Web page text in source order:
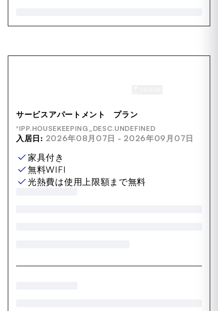
サービスアパートメント プラン
*IPP.HOUSEKEEPING_DESC.UNDEFINED
入居日: 2026年08月07日 - 2026年09月07日
家具付き
無料WIFI
光熱費は使用上限額まで無料